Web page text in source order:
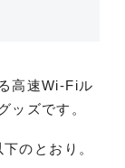
高速Wi-Fiル
ッズです。
のとおり。